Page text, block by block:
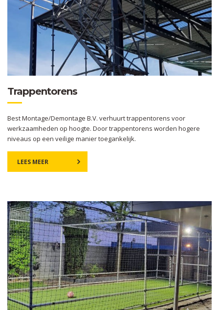
Trappentorens
Best Montage/Demontage B.V. verhuurt trappentorens voor
werkzaamheden op hoogte. Door trappentorens worden hogere
niveaus op een veilige manier toegankelijk.
LEES MEER